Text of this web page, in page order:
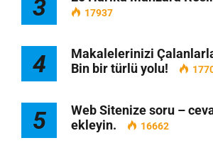
3 17937
4
Makalelerinizi
Bin bir türlü yolu!
5
Web Sitenize soru –
ekleyin.
16662